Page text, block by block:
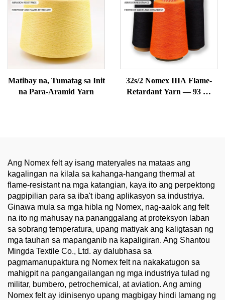
Lakas na Teknikal na Yarn
Matibay na, Tumatag sa Init
na Para-Aramid Yarn
32s/2 Nomex IIIA Flame-
Retardant Yarn — 93 %
Ang Nomex felt ay isang materyales na mataas ang
kagalingan na kilala sa kahanga-hangang thermal at
flame-resistant na mga katangian, kaya ito ang perpektong
pagpipilian para sa iba't ibang aplikasyon sa industriya.
Ginawa mula sa mga hibla ng Nomex, nag-aalok ang felt
na ito ng mahusay na pananggalang at proteksyon laban
sa sobrang temperatura, upang matiyak ang kaligtasan ng
mga tauhan sa mapanganib na kapaligiran. Ang Shantou
Mingda Textile Co., Ltd. ay dalubhasa sa
pagmamanupaktura ng Nomex felt na nakakatugon sa
mahigpit na pangangailangan ng mga industriya tulad ng
militar, bumbero, petrochemical, at aviation. Ang aming
Nomex felt ay idinisenyo upang magbigay hindi lamang ng